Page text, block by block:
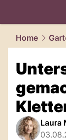
living.
Home
Laura